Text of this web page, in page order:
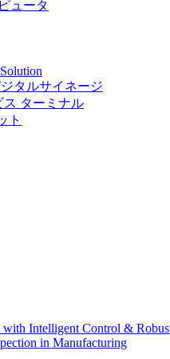
ュータ
タルサイネージ
ス ターミナル
ト
Intelligent Control &
in Manufacturing